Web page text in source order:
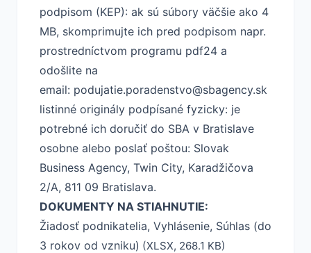
podpisom (KEP): ak sú súbory väčšie ako 4
MB, skomprimujte ich pred podpisom napr.
prostredníctvom programu pdf24 a
odošlite na
email: podujatie.poradenstvo@sbagency.sk
listinné originály podpísané fyzicky: je
potrebné ich doručiť do SBA v Bratislave
osobne alebo poslať poštou: Slovak
Business Agency, Twin City, Karadžičova
2/A, 811 09 Bratislava.
DOKUMENTY NA STIAHNUTIE:
Žiadosť podnikatelia, Vyhlásenie, Súhlas (do
3 rokov od vzniku) (XLSX, 268.1 KB)